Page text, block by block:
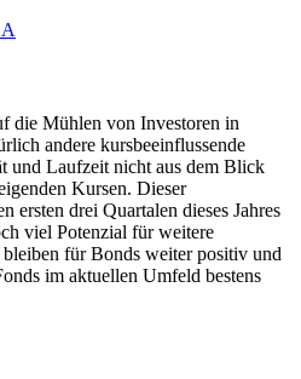
die Mühlen von Investoren in
andere kursbeeinflussende
und Laufzeit nicht aus dem Blick
Kursen. Dieser
ersten drei Quartalen dieses Jahres
viel Potenzial für weitere
für Bonds weiter positiv und
im aktuellen Umfeld bestens